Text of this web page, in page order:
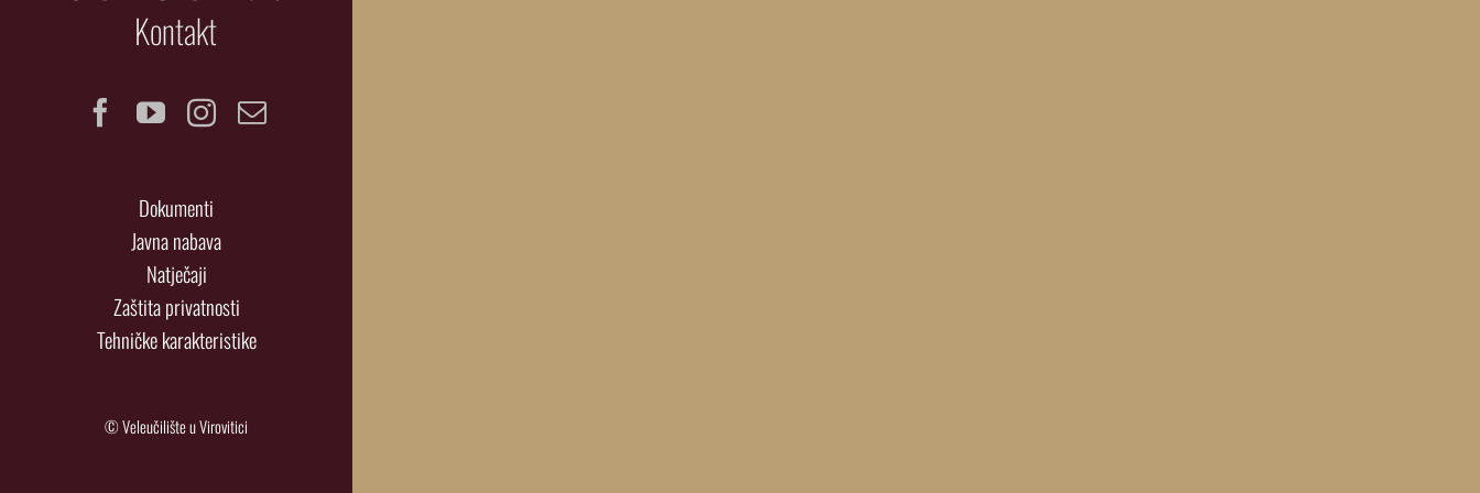
Kontakt
Facebook
YouTubeInstagram
Email
Dokumenti
Javna nabava
Natječaji
Zaštita privatnosti
Tehničke karakteristike
© Veleučilište u Virovitici